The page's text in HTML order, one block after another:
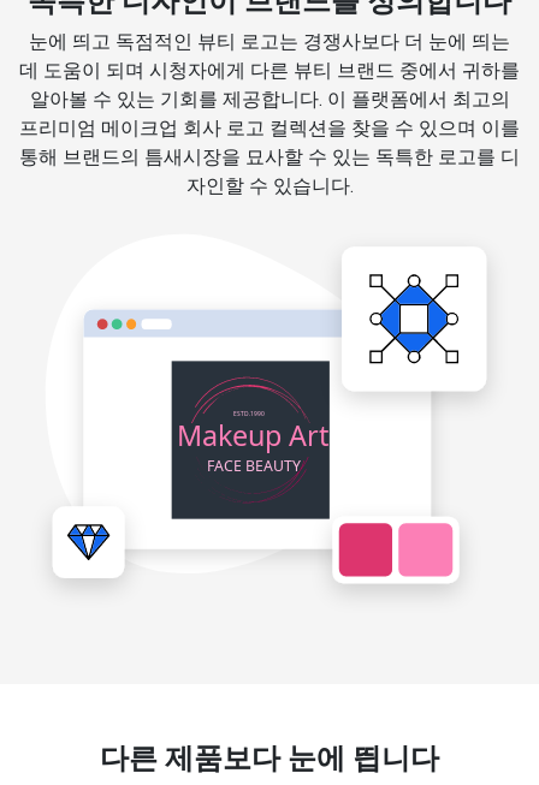
눈에 띄고 독점적인 뷰티 로고는 경쟁사보다 더 눈에 띄는
데 도움이 되며 시청자에게 다른 뷰티 브랜드 중에서 귀하를
알아볼 수 있는 기회를 제공합니다. 이 플랫폼에서 최고의
프리미엄 메이크업 회사 로고 컬렉션을 찾을 수 있으며 이를
통해 브랜드의 틈새시장을 묘사할 수 있는 독특한 로고를 디
자인할 수 있습니다.
다른 제품보다 눈에 띕니다